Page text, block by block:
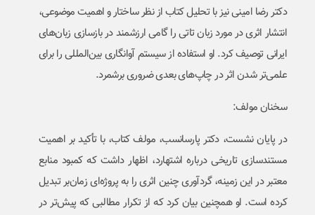
دکتر رضا امینی نیز با تحلیل کتاب از نظر ساختار و اهمیت موضوعی،
انتشار اثری در مورد زبان تاتی را گامی ارزشمند در بازسازی زبان‌های
ایرانی توصیف کرد. او استفاده از سیستم آوانگاری بین‌المللی را برای
علمی‌تر شدن اثر در چاپ‌های بعدی ضروری برشمرد.
سخنان مولف:
در پایان نشست، دکتر پارسانسب، مولف کتاب، با تأکید بر اهمیت
مستندسازی تاریخی درباره اشتهارد، اظهار داشت که کمبود منابع
معتبر در این زمینه، گردآوری چنین اثری را به پروژه‌ای زمان‌بر تبدیل
کرده است. او همچنین بیان کرد که از تکرار مطالبی که پیش‌تر در